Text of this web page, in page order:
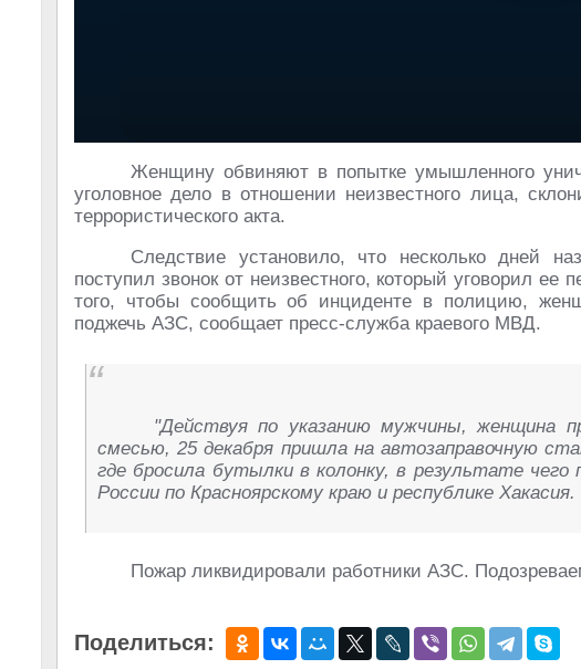
Женщину обвиняют в попытке умышленного
уголовное дело в отношении неизвестного лица,
террористического акта.
Следствие установило, что несколько дней
поступил звонок от неизвестного, который уговорил
того, чтобы сообщить об инциденте в полицию,
поджечь АЗС, сообщает пресс-служба краевого МВД.
"Действуя по указанию мужчины, женщина
смесью, 25 декабря пришла на автозаправочную
где бросила бутылки в колонку, в результате
России по Красноярскому краю и республике Хакасия.
Пожар ликвидировали работники АЗС.
Поделиться: